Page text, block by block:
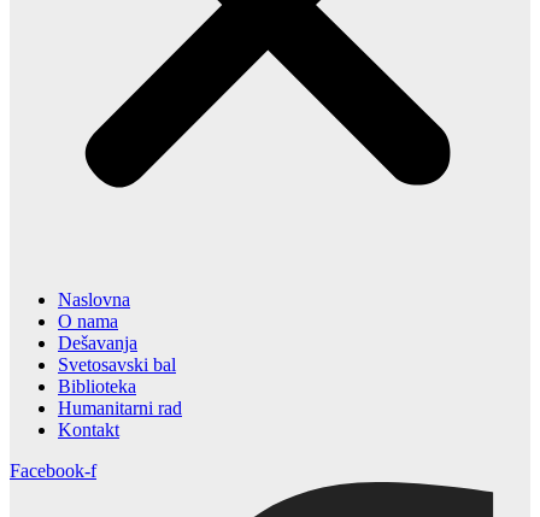
Naslovna
O nama
Dešavanja
Svetosavski bal
Biblioteka
Humanitarni rad
Kontakt
Facebook-f